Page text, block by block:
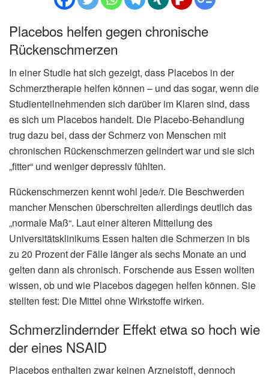
Placebos helfen gegen chronische
Rückenschmerzen
In einer Studie hat sich gezeigt, dass Placebos in der
Schmerztherapie helfen können – und das sogar, wenn die
Studienteilnehmenden sich darüber im Klaren sind, dass
es sich um Placebos handelt. Die Placebo-Behandlung
trug dazu bei, dass der Schmerz von Menschen mit
chronischen Rückenschmerzen gelindert war und sie sich
„fitter“ und weniger depressiv fühlten.
Rückenschmerzen kennt wohl jede/r. Die Beschwerden
mancher Menschen überschreiten allerdings deutlich das
„normale Maß“. Laut einer älteren Mitteilung des
Universitätsklinikums Essen halten die Schmerzen in bis
zu 20 Prozent der Fälle länger als sechs Monate an und
gelten dann als chronisch. Forschende aus Essen wollten
wissen, ob und wie Placebos dagegen helfen können. Sie
stellten fest: Die Mittel ohne Wirkstoffe wirken.
Schmerzlindernder Effekt etwa so hoch wie
der eines NSAID
Placebos enthalten zwar keinen Arzneistoff, dennoch